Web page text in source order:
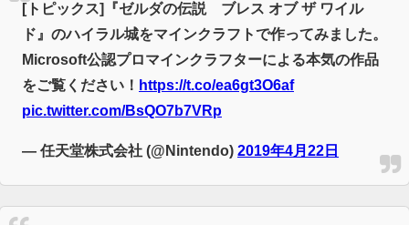
【ウマ娘】武さんが引退したらウマ娘に実装されそう
サイバスターが一番輝いてたスパロボ
【ウマ娘】ディザイアの謎ポーズ、完全にアレと一致ｗｗｗ
【競馬】G1・2勝 アスコリピチェーノが引退 繁殖入りへ
[トピックス]『ゼルダの伝説 ブレス オブ ザ ワイル
ド』のハイラル城をマインクラフトで作ってみました。
Microsoft公認プロマインクラフターによる本気の作品
をご覧ください！ https://t.co/ea6gt3O6af
pic.twitter.com/BsQO7b7VRp
— 任天堂株式会社 (@Nintendo) 2019年4月22日